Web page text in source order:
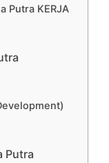
Putra KERJA
Putra